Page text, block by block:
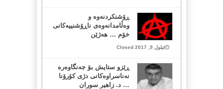
ڕۆشنکردنەوە و
وەڵامدانەوەی ناڕۆشنییەکانی
خۆم … ھەژێن
ئیلول 9, 2017 Closed
ڕێزو ستایش بۆ جه‌نگاوه‌ره‌
نه‌ناسراوه‌كانی دژی كۆرۆنا
… د. زاهیر سوران